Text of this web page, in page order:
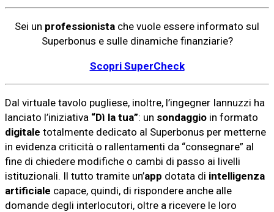
Sei un professionista che vuole essere informato sul
Superbonus e sulle dinamiche finanziarie?
Scopri SuperCheck
Dal virtuale tavolo pugliese, inoltre, l’ingegner Iannuzzi ha
lanciato l’iniziativa “Dì la tua”: un sondaggio in formato
digitale totalmente dedicato al Superbonus per metterne
in evidenza criticità o rallentamenti da “consegnare” al
fine di chiedere modifiche o cambi di passo ai livelli
istituzionali. Il tutto tramite un’app dotata di intelligenza
artificiale capace, quindi, di rispondere anche alle
domande degli interlocutori, oltre a ricevere le loro